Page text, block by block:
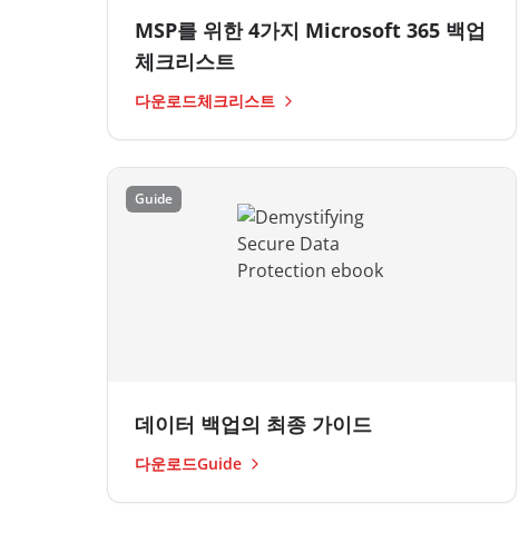
MSP를 위한 4가지 Microsoft 365 백업
체크리스트
다운로드체크리스트
Guide
데이터 백업의 최종 가이드
다운로드Guide